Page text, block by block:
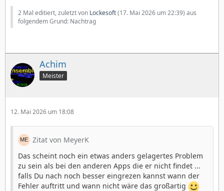
2 Mal editiert, zuletzt von Lockesoft(17. Mai 2026 um 22:39) aus
folgendem Grund: Nachtrag
Achim
Meister
12. Mai 2026 um 18:08
Zitat von MeyerK
Das scheint noch ein etwas anders gelagertes Problem
zu sein als bei den anderen Apps die er nicht findet ...
falls Du nach noch besser eingrezen kannst wann der
Fehler auftritt und wann nicht wäre das großartig